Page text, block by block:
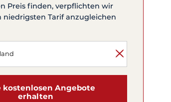
Preis finden, verpflichten wir
niedrigsten Tarif anzugleichen
kostenlosen Angebote
erhalten